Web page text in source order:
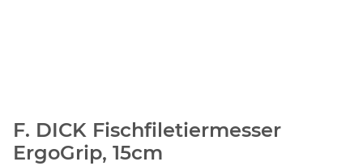
F. DICK Fischfiletiermesser
ErgoGrip, 15cm